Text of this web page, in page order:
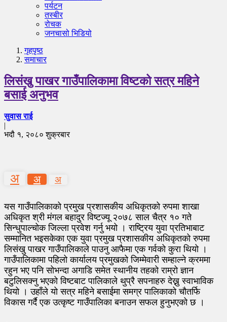
पर्यटन
तस्बीर
रोचक
जनचासो भिडियो
गृहपृष्‍ठ
समाचार
लिसंखु पाखर गाउँपालिकामा विष्टको सत्र महिने
बसाई अनुभव
सुवास राई
|
भदौ १, २०८० शुक्रबार
अ अ अ
यस गाउँपालिकाको प्रमुख प्रशासकीय अधिकृतको रुपमा शाखा
अधिकृत श्री मंगल बहादुर विष्टज्यू २०७८ साल चैत्र १० गते
सिन्धुपाल्चोक जिल्ला प्रवेश गर्नु भयो । राष्ट्रिय युवा प्रतिभाबाट
सम्मानित भइसकेका एक युवा प्रमुख प्रशासकीय अधिकृतको रुपमा
लिसंखु पाखर गाउँपालिकाले पाउनु आफैमा एक गर्वको कुरा थियो ।
गाउँपालिकामा पहिलो कार्यालय प्रमुखको जिम्मेवारी सम्हाल्ने क्रममा
रहुन भए पनि सोभन्दा अगाडि समेत स्थानीय तहको राम्रो ज्ञान
बटुलिसक्नु भएको विष्टबाट पालिकाले थुप्रै सपनाहरु देख्नु स्वाभाविक
थियो । उहाँले यो सत्र महिने बसाईमा समग्र पालिकाको चौतर्फि
विकास गर्दै एक उत्कृष्ट गाउँपालिका बनाउन सफल हुनुभएको छ ।